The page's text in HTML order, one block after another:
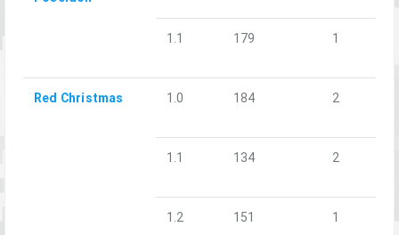
1.1 179 1
Red Christmas 1.0 184 2
1.1 134 2
1.2 151 1